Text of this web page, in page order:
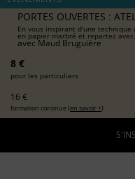
PORTES OUVERTES :
En vous inspirant d'une
en papier marbré et repartez avec.
avecMaud Bruguière
8 €
pour les particuliers
16 €
formation continue (en savoir +)